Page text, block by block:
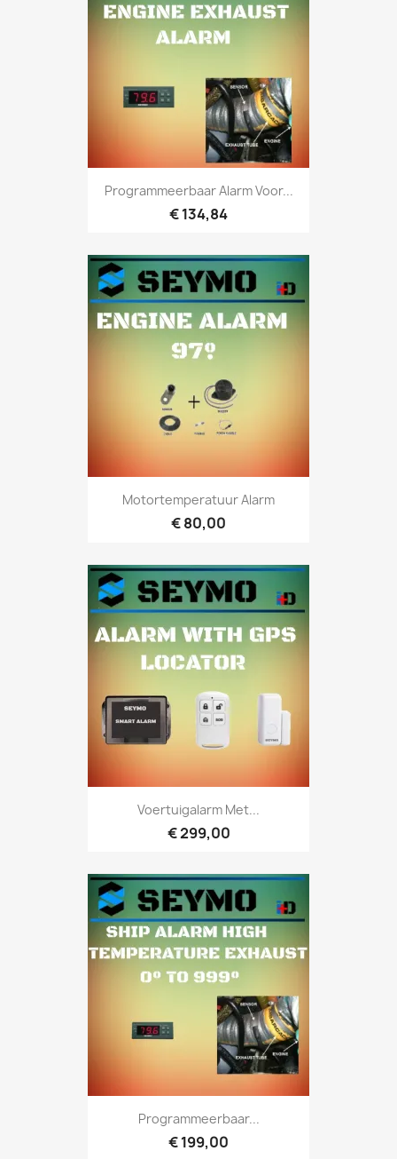
Programmeerbaar Alarm Voor...
€ 134,84
Motortemperatuur Alarm
€ 80,00
Voertuigalarm Met...
€ 299,00
Programmeerbaar...
€ 199,00